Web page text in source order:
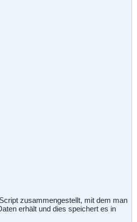
zusammengestellt, mit dem man
erhält und dies speichert es in